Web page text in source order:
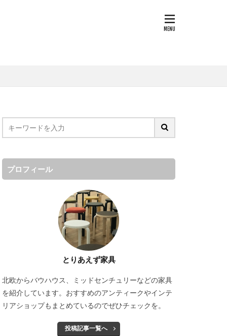
プロフィール
とりあえず家具
北欧からバウハウス、ミッドセンチュリーなどの家具
を紹介しています。おすすめのアンティークやインテ
リアショップもまとめているのでぜひチェックを。
投稿記事一覧へ